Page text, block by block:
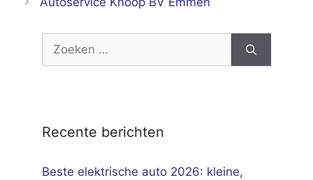
Zoek
Recente berichten
Beste elektrische auto 2026: kleine,